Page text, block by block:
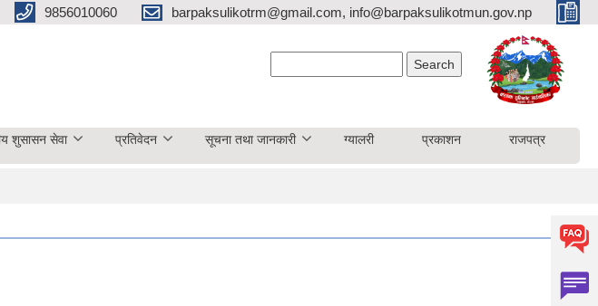
9856010060 barpaksulikotrm@gmail.com, info@barpaksulikotmun.gov.np
शुसासन सेवा प्रतिवेदन सूचना तथा जानकारी ग्यालरी प्रकाशन राजपत्र